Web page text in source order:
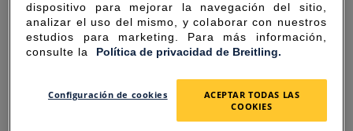
SORRY FOR THE
INCONVENIENCE
dispositivo para mejorar la navegación del sitio,
analizar el uso del mismo, y colaborar con nuestros
estudios para marketing. Para más información,
consulte la Política de privacidad de Breitling.
Configuración de cookies
ACEPTAR TODAS LAS
COOKIES